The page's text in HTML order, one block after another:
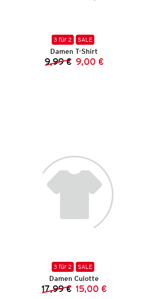
3 für 2 SALE
Damen T-Shirt
Vorheriger Preis:
9,99 € Neuer Preis:
9,00 €
3 für 2 SALE
Damen Culotte
Vorheriger Preis:
17,99 € Neuer Preis:
15,00 €